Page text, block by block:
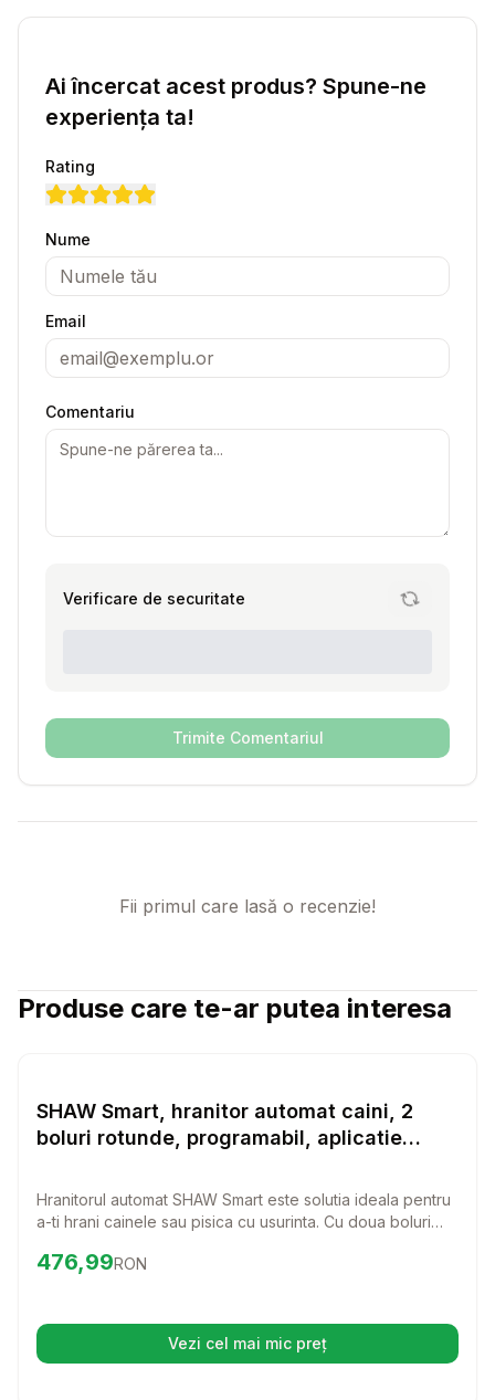
Ai încercat acest produs? Spune-ne
experiența ta!
Rating
Nume
Email
Comentariu
Verificare de securitate
Trimite Comentariul
Fii primul care lasă o recenzie!
Produse care te-ar putea interesa
Hranitoare inteligente
SHAW Smart, hranitor automat caini, 2
boluri rotunde, programabil, aplicatie
caini si pisici, 2 boluri rotunde,
programabil, aplicatie mobila, PVC, alb,
Hranitorul automat SHAW Smart este solutia ideala pentru
a-ti hrani cainele sau pisica cu usurinta. Cu doua boluri
petului tau chiar si atunci cand nu esti acasa.
Preț: 476.99
476,99RON
Vezi cel mai mic preț(se deschide într-o filă nouă)